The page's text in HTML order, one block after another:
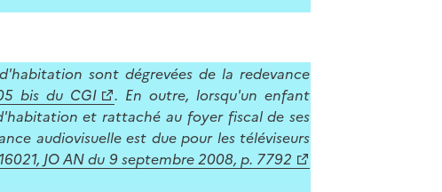
sont dégrevées de la redevance
bis du CGI
. En outre, lorsqu'un enfant
et rattaché au foyer fiscal de ses
audiovisuelle est due pour les téléviseurs
JO AN du 9 septembre 2008, p. 7792